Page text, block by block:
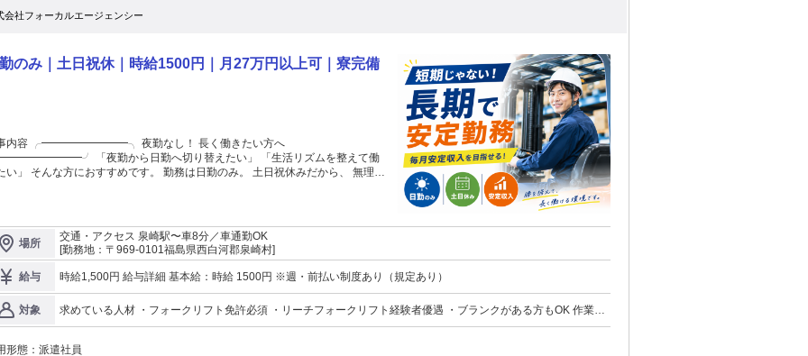
ださい！ ２、採用担当より追ってご連絡を いたしますので面談日時を調整
３、スタッフ登録を兼ねた 面談と職場見学を行います！ ４、入社が決ま
12番地1 駅前田部井ビル2F 株式会社 NCI 白河支店 電話番号：0120-744-555
会社フォーカルエージェンシー
勤のみ｜土日祝休｜時給1500円｜月27万円以上可｜寮完備
容 ╭━━━━━━━━╮ 夜勤なし！ 長く働きたい方へ
「夜勤から日勤へ切り替えたい」 「生活リズムを整えて働
。 勤務は日勤のみ。 土日祝休みだから、 無理な
・ハンドリフトでの庫内搬送 ・倉庫内の整理整頓 ・その他付随する軽作業 作
順が決まっているため、 経験を活かしながらスムーズに作業できます。 慌た
く走り回るような環境ではなく、 一つひとつ丁寧に進められる職場です。
勤固定で生活リズムも安定！ ✔ 土日祝
＆年間休日120日程度！ ✔ 月収27万円以上可能！ ✔ リーチフォーク経験を活
る！ ✔ 寮費補助あり！新生活も安心！ ✔ 正社員登用制度あり！ ✔ 入社祝い金
円支給！（規定あり） ===== ＜履歴書不要！私服OKのJobs Fair開催中＞
ランクがあっても大丈夫？」 「実際の作業内容を知りたい」 そんな不安や質
に相談できるJobs Fairです。 ✔ 選考ではありません ✔ 話を聞くだけでも
場所
交通・アクセス 泉崎駅〜車8分／車通勤OK
[勤務地：〒969-0101福島県西白河郡泉崎村]
給与 時給1,500円 給与詳細 基本給：時給 1500円 ※週・前払い制度あり（規定あり）
対象
求めている人材 ・フォークリフト免許必須 ・リーチフォークリフト経験者優遇 ・ブランクがある方もOK 作業は
✔ 土日祝休みで働きたい方 ✔ 生活リズムを整えて働きたい方 ✔ 寮付きのお仕事を探している方 フォークリフト
形態： 派遣社員